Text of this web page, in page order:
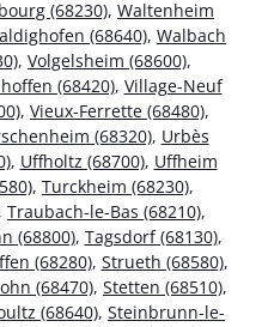
(68230), Waltenheim
(68640), Walbach
, Volgelsheim (68600),
(68420), Village-Neuf
, Vieux-Ferrette (68480),
(68320), Urbès
, Uffholtz (68700), Uffheim
, Turckheim (68230),
, Traubach-le-Bas (68210),
(68800), Tagsdorf (68130),
(68280), Strueth (68580),
(68470), Stetten (68510),
(68640), Steinbrunn-le-